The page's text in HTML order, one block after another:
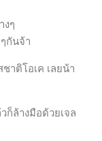
งๆ
กันจ้า
าติโอเค เลยน้า
ก็ล้างมือด้วยเจล